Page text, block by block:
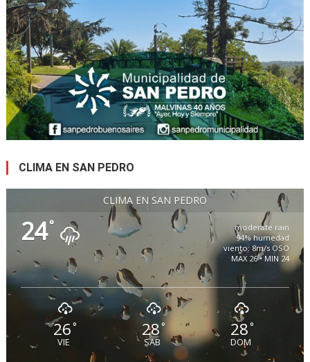
CLIMA EN SAN PEDRO
CLIMA EN SAN PEDRO
24°
moderate rain
94% humedad
viento: 8m/s OSO
MAX 26 • MIN 24
26°
VIE
28 °
SAB
28°
DOM